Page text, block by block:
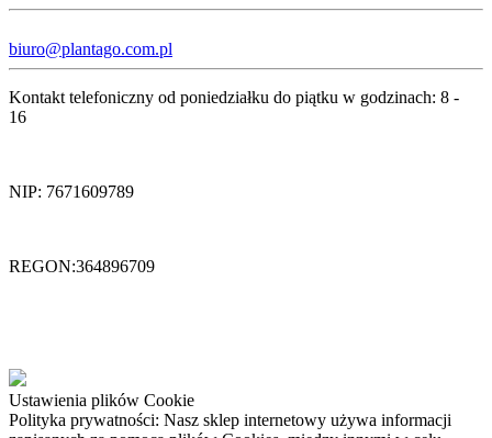
biuro@plantago.com.pl
Kontakt telefoniczny od poniedziałku do piątku w godzinach: 8 -
16
NIP: 7671609789
REGON:364896709
Ustawienia plików Cookie
Polityka prywatności: Nasz sklep internetowy używa informacji